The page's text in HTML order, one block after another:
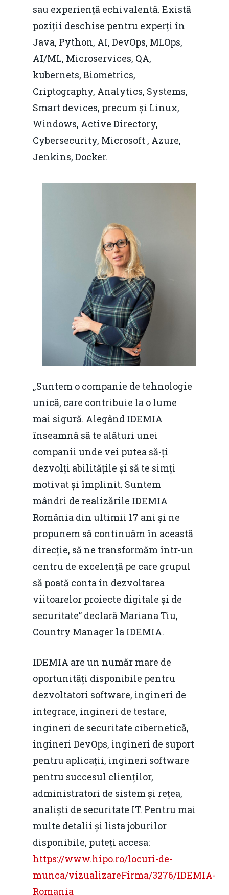
sau experiență echivalentă. Există
poziții deschise pentru experți în
Java, Python, AI, DevOps, MLOps,
AI/ML, Microservices, QA,
kubernets, Biometrics,
Criptography, Analytics, Systems,
Smart devices, precum și Linux,
Windows, Active Directory,
Cybersecurity, Microsoft , Azure,
Jenkins, Docker.
„Suntem o companie de tehnologie
unică, care contribuie la o lume
mai sigură. Alegând IDEMIA
înseamnă să te alături unei
companii unde vei putea să-ți
dezvolți abilitățile și să te simți
motivat și împlinit. Suntem
mândri de realizările IDEMIA
România din ultimii 17 ani și ne
propunem să continuăm în această
direcție, să ne transformăm într-un
centru de excelență pe care grupul
să poată conta în dezvoltarea
viitoarelor proiecte digitale și de
securitate” declară Mariana Tiu,
Country Manager la IDEMIA.
IDEMIA are un număr mare de
oportunități disponibile pentru
dezvoltatori software, ingineri de
integrare, ingineri de testare,
ingineri de securitate cibernetică,
ingineri DevOps, ingineri de suport
pentru aplicații, ingineri software
pentru succesul clienților,
administratori de sistem și rețea,
analiști de securitate IT. Pentru mai
multe detalii și lista joburilor
disponibile, puteți accesa:
https://www.hipo.ro/locuri-de-
munca/vizualizareFirma/3276/IDEMIA-
Romania
Home
Noutăți
Despre
Evenimente
Foto